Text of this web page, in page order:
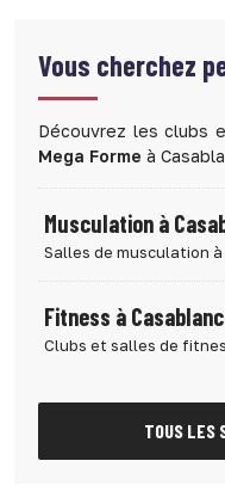
Vous cherchez
Découvrez les clubs
Mega Forme à
Musculation à
Salles de musculation
Fitness à
Clubs et salles de
TOUS LES